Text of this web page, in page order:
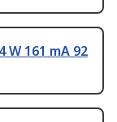
W 161 mA 92